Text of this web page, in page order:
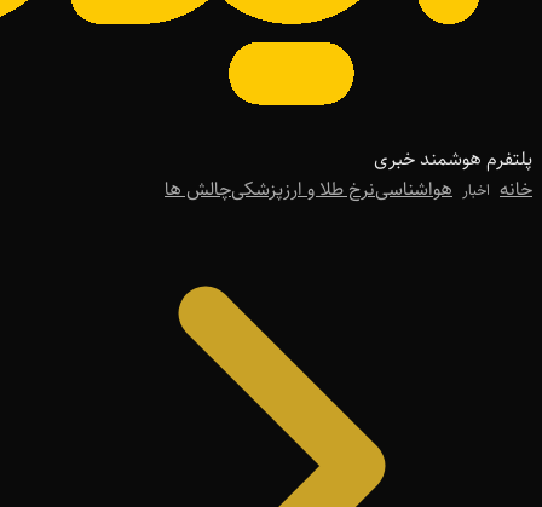
پلتفرم هوشمند خبری
خانه اخبار هواشناسینرخ طلا و ارزپزشکیچالش ها